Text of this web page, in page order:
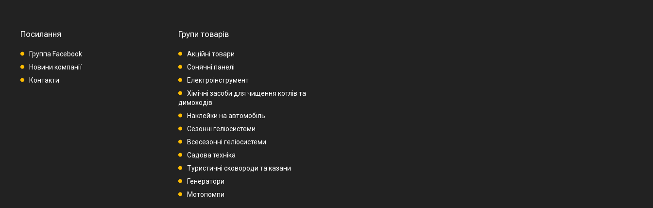
Посилання
Группа Facebook
Новини компанії
Контакти
Групи товарів
Акційні товари
Сонячні панелі
Електроінструмент
Хімічні засоби для чищення котлів та
димоходів
Наклейки на автомобіль
Сезонні геліосистеми
Всесезонні геліосистеми
Садова техніка
Туристичні сковороди та казани
Генератори
Мотопомпи